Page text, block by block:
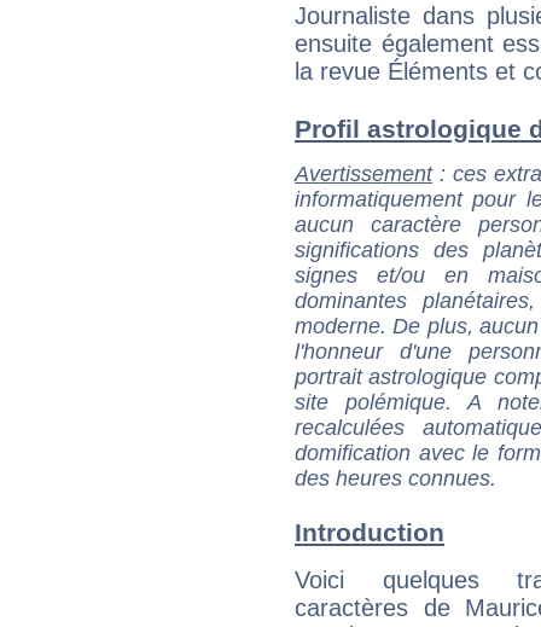
Journaliste dans
ensuite également
la revue Éléments et
Profil astrologique
Avertissement: ces
informatiquement pour
aucun caractère
significations des
signes et/ou en
dominantes
moderne. De plus,
l'honneur d'une
portrait astrologique
site polémique. A
recalculées
domification avec le
des heures connues.
Introduction
Voici quelques
caractères de